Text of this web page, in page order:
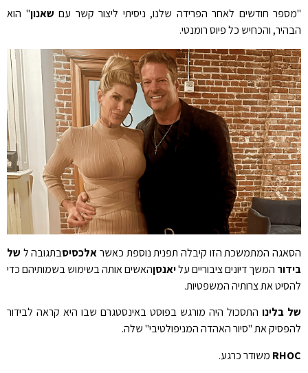
"מספר חודשים לאחר הפרידה שלנו, ניסיתי ליצור קשר עם שאנון" הוא
הבהיר, והכחיש כל פיוס רומנטי.
הסאגה המתמשכת הזו קיבלה תפנית נוספת כאשראלכסיסבתגובה ל של
בידור המשך דיונים ציבוריים עליאנסןהאשים אותה בשימוש בשמותיהם כדי
להסיט את צרותיה המשפטיות.
של בלינו התסכול היה מורגש בפוסט באינסטגרם שבו היא קראה לבידור
להפסיק את "סיור האהדה המניפולטיבי" שלה.
RHOC משודר כרגע.